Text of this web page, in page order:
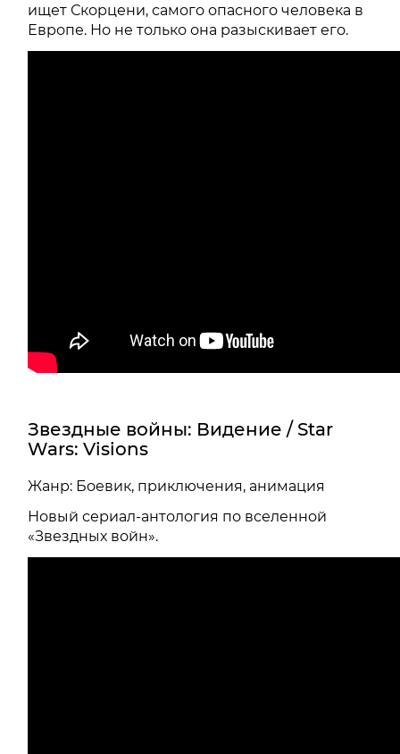
ищет Скорцени, самого опасного человека в
Европе. Но не только она разыскивает его.
Звездные войны: Видение / Star
Wars: Visions
Жанр: Боевик, приключения, анимация
Новый сериал-антология по вселенной
«Звездных войн».